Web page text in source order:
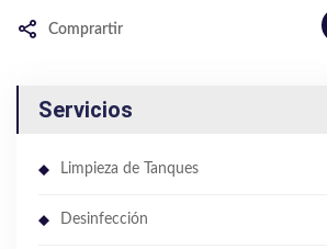
Comprartir
Servicios
Limpieza de Tanques
Desinfección